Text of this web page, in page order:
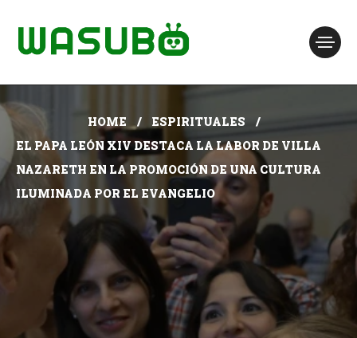
HOME
ESPIRITUALES
EL PAPA LEÓN XIV DESTACA LA LABOR DE VILLA
NAZARETH EN LA PROMOCIÓN DE UNA CULTURA
ILUMINADA POR EL EVANGELIO